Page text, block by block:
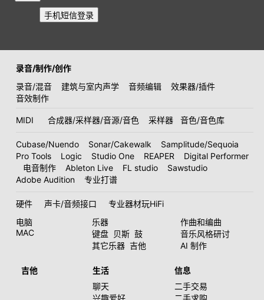
手机短信登录
录音/制作/创作
录音/混音
建筑与室内声学 音频编辑
效果器/插件
音效制作
MIDI 合成器/采样器/音源/音色 采样器 音色/音色库
Cubase/Nuendo Sonar/Cakewalk
Samplitude/Sequoia
Pro Tools
Logic Studio One REAPER
Digital Performer
电音制作
Ableton Live FL studio
Sawstudio
Adobe Audition
专业打谱
硬件 声卡/音频接口
专业器材玩HiFi
电脑
MAC
乐器
键盘 贝斯 鼓
其它乐器 吉他
作曲和编曲
音乐风格研讨
AI 制作
吉他
生活
聊天
信息
二手交易